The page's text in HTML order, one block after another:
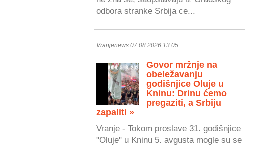
odbora stranke Srbija ce...
Vranjenews 07.08.2026 13:05
Govor mržnje na
obeležavanju
godišnjice Oluje u
Kninu: Drinu ćemo
pregaziti, a Srbiju
zapaliti »
Vranje - Tokom proslave 31. godišnjice
"Oluje" u Kninu 5. avgusta mogle su se